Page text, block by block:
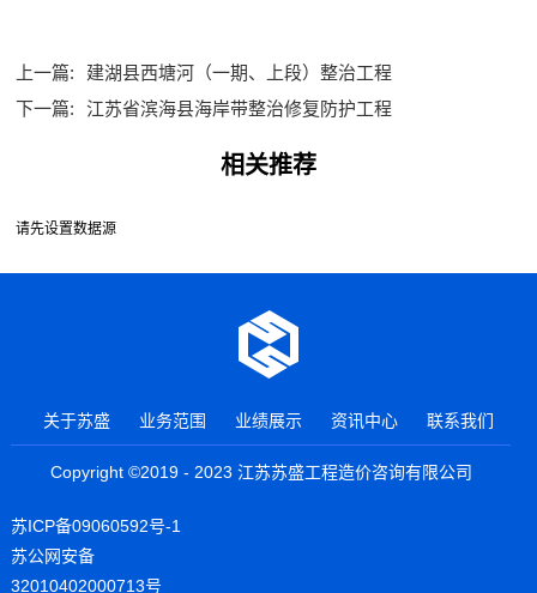
上一篇:
建湖县西塘河（一期、上段）整治工程
下一篇:
江苏省滨海县海岸带整治修复防护工程
相关推荐
请先设置数据源
关于苏盛 业务范围 业绩展示 资讯中心 联系我们
Copyright ©2019 - 2023 江苏苏盛工程造价咨询有限公司
苏ICP备09060592号-1
苏公网安备
32010402000713号